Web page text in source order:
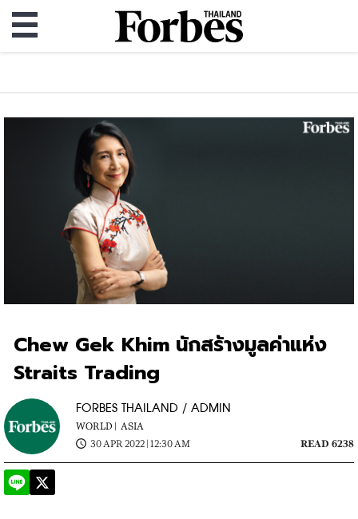
Chew Gek Khim นักสร้างมูลค่าแห่ง
Straits Trading
FORBES THAILAND / ADMIN
WORLD | ASIA
30 APR 2022 | 12:30 AM
READ 6238